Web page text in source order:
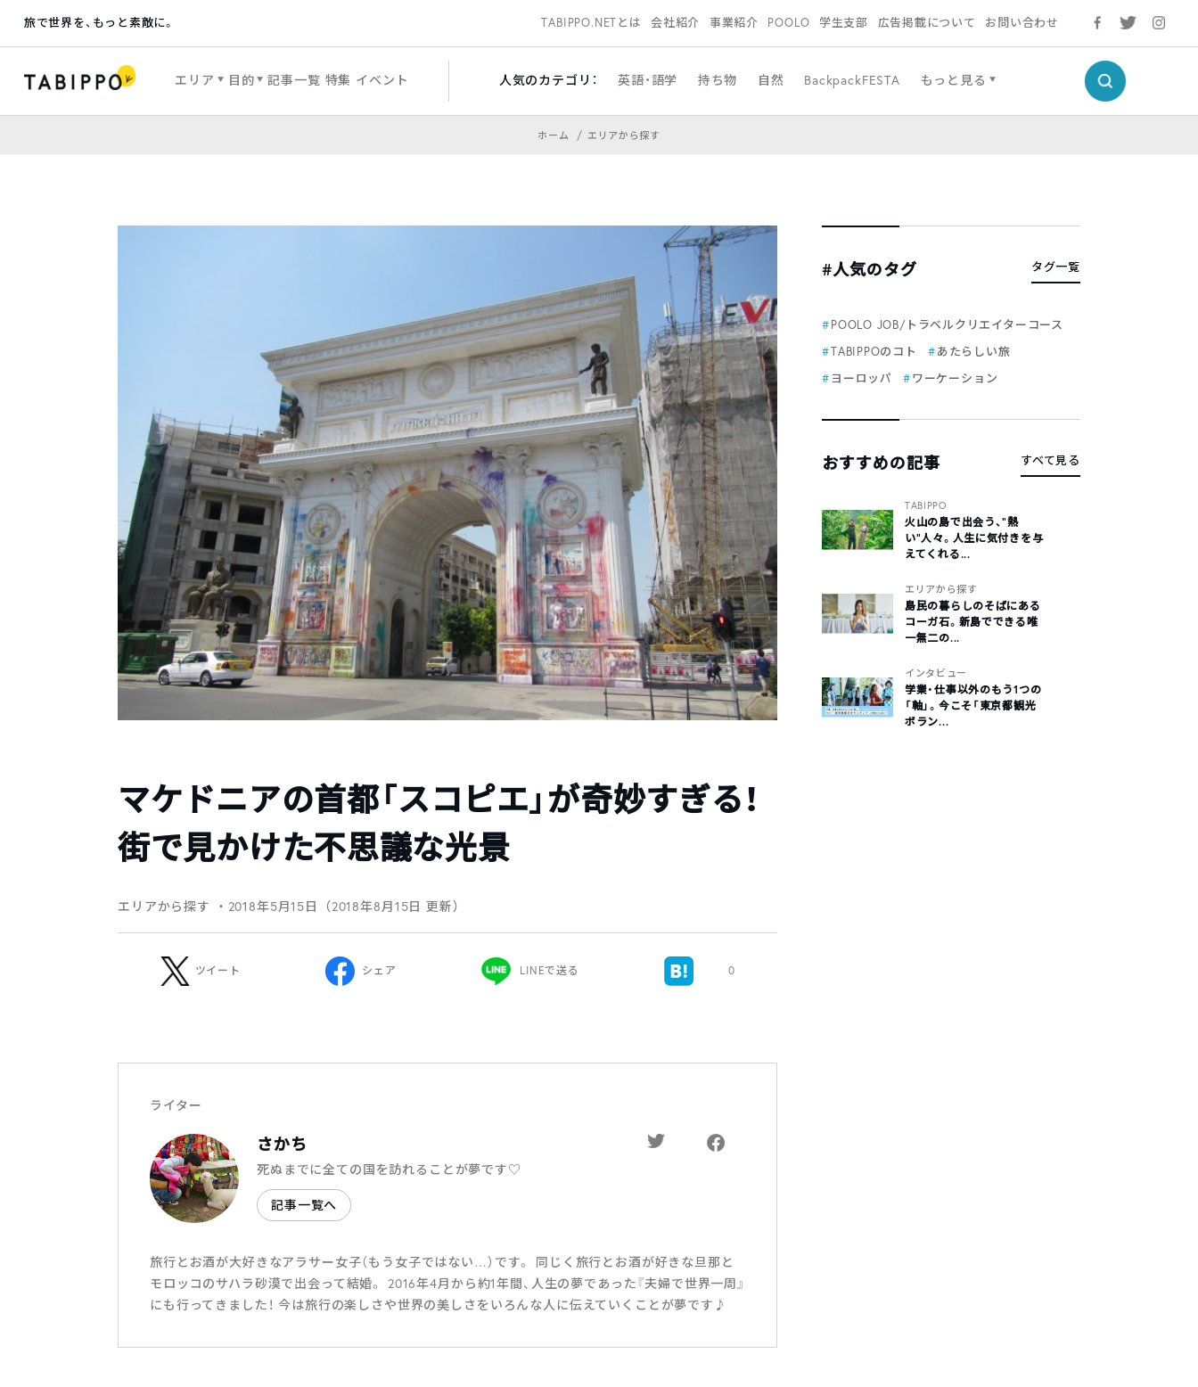
旅で世界を、もっと素敵に。 TABIPPO.NETとは 会社紹介 事業紹介 POOLO 学生支部 広告掲載について お問い合わせ
エリア 目的 記事一覧 特集 イベント 人気のカテゴリ： 英語・語学 持ち物 自然 BackpackFESTA もっと見る
ホーム エリアから探す
マケドニアの首都「スコピエ」が奇妙すぎる！
街で見かけた不思議な光景
エリアから探す ・2018年5月15日（2018年8月15日 更新）
ツイート シェア LINEで送る 0
ライター
さかち
死ぬまでに全ての国を訪れることが夢です♡
記事一覧へ
旅行とお酒が大好きなアラサー女子（もう女子ではない…）です。 同じく旅行とお酒が好きな旦那と
モロッコのサハラ砂漠で出会って結婚。 2016年4月から約1年間、人生の夢であった『夫婦で世界一周』
にも行ってきました！ 今は旅行の楽しさや世界の美しさをいろんな人に伝えていくことが夢です♪
#人気のタグ タグ一覧
POOLO JOB/トラベルクリエイターコース
TABIPPOのコト
あたらしい旅
ヨーロッパ
ワーケーション
おすすめの記事 すべて見る
TABIPPO
火山の島で出会う、“熱
い“人々。人生に気付きを与
えてくれる...
エリアから探す
島民の暮らしのそばにある
コーガ石。新島でできる唯
一無二の...
インタビュー
学業・仕事以外のもう1つの
「軸」。今こそ「東京都観光
ボラン...